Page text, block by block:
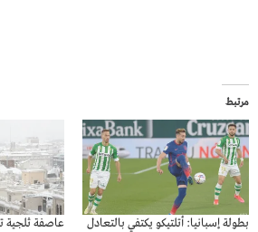
مرتبط
بطولة إسبانيا: أتلتيكو يكتفي بالتعادل
عاصفة ثلجية